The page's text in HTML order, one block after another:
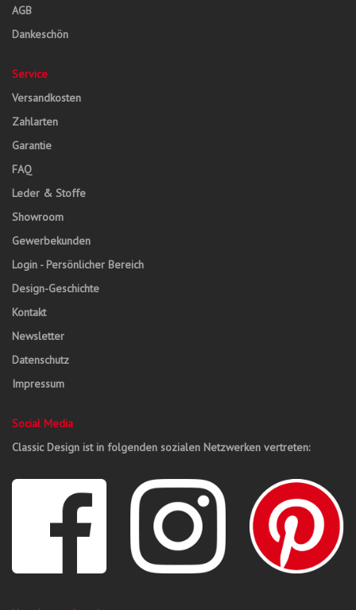
AGB
Dankeschön
Service
Versandkosten
Zahlarten
Garantie
FAQ
Leder & Stoffe
Showroom
Gewerbekunden
Login - Persönlicher Bereich
Design-Geschichte
Kontakt
Newsletter
Datenschutz
Impressum
Social Media
Classic Design ist in folgenden sozialen Netzwerken vertreten: